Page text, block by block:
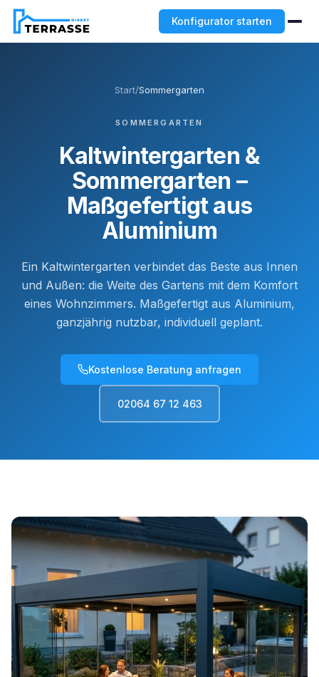
Konfigurator starten
Start/Sommergarten
SOMMERGARTEN
Kaltwintergarten &
Sommergarten –
Maßgefertigt aus
Aluminium
Ein Kaltwintergarten verbindet das Beste aus Innen
und Außen: die Weite des Gartens mit dem Komfort
eines Wohnzimmers. Maßgefertigt aus Aluminium,
ganzjährig nutzbar, individuell geplant.
Kostenlose Beratung anfragen
02064 67 12 463